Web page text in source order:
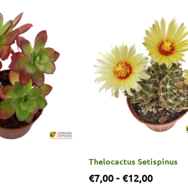
Thelocactus Setispinus
€7,00- €12,00